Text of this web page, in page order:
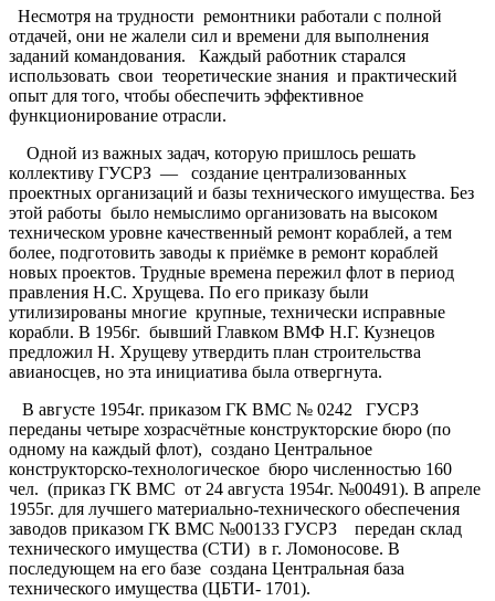
Несмотря на трудности ремонтники работали с полной
отдачей, они не жалели сил и времени для выполнения
заданий командования. Каждый работник старался
использовать свои теоретические знания и практический
опыт для того, чтобы обеспечить эффективное
функционирование отрасли.
Одной из важных задач, которую пришлось решать
коллективу ГУСРЗ — создание централизованных
проектных организаций и базы технического имущества. Без
этой работы было немыслимо организовать на высоком
техническом уровне качественный ремонт кораблей, а тем
более, подготовить заводы к приёмке в ремонт кораблей
новых проектов. Трудные времена пережил флот в период
правления Н.С. Хрущева. По его приказу были
утилизированы многие крупные, технически исправные
корабли. В 1956г. бывший Главком ВМФ Н.Г. Кузнецов
предложил Н. Хрущеву утвердить план строительства
авианосцев, но эта инициатива была отвергнута.
В августе 1954г. приказом ГК ВМС № 0242 ГУСРЗ
переданы четыре хозрасчётные конструкторские бюро (по
одному на каждый флот), создано Центральное
конструкторско-технологическое бюро численностью 160
чел. (приказ ГК ВМС от 24 августа 1954г. №00491). В апреле
1955г. для лучшего материально-технического обеспечения
заводов приказом ГК ВМС №00133 ГУСРЗ передан склад
технического имущества (СТИ) в г. Ломоносове. В
последующем на его базе создана Центральная база
технического имущества (ЦБТИ- 1701).